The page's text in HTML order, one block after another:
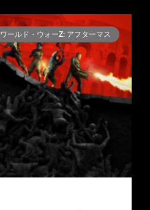
ワールド・ウォーZ: アフターマス